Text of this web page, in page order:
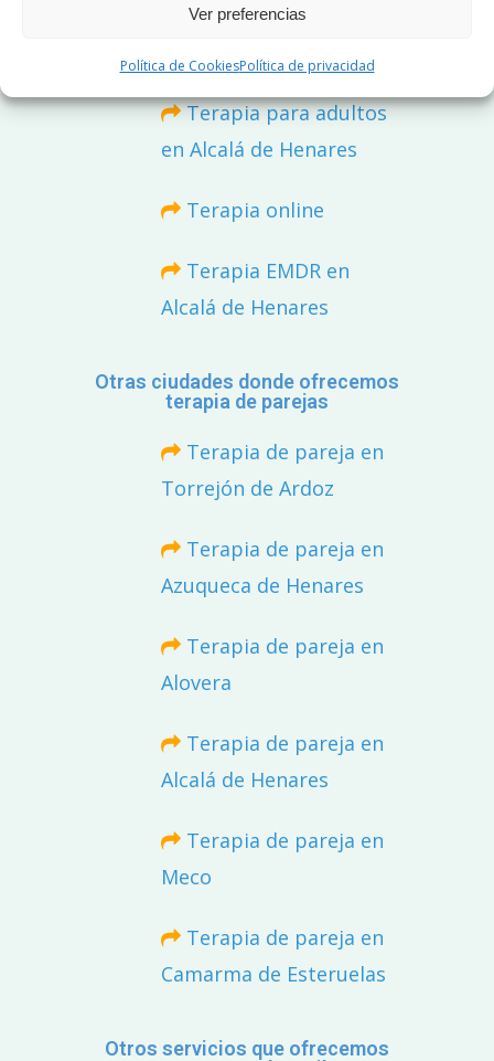
Ver preferencias
Política de CookiesPolítica de privacidad
adolescentes en Alcalá
Terapia para adultos
en Alcalá de Henares
Terapia online
Terapia EMDR en
Alcalá de Henares
Otras ciudades donde ofrecemos
terapia de parejas
Terapia de pareja en
Torrejón de Ardoz
Terapia de pareja en
Azuqueca de Henares
Terapia de pareja en
Alovera
Terapia de pareja en
Alcalá de Henares
Terapia de pareja en
Meco
Terapia de pareja en
Camarma de Esteruelas
Otros servicios que ofrecemos